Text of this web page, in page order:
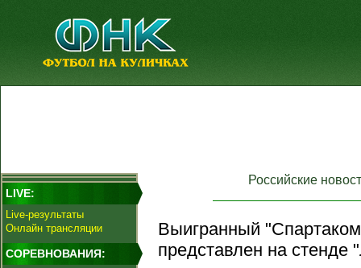
LIVE:
Live-результаты
Онлайн трансляции
СОРЕВНОВАНИЯ:
Российские
Выигранный
представлен на